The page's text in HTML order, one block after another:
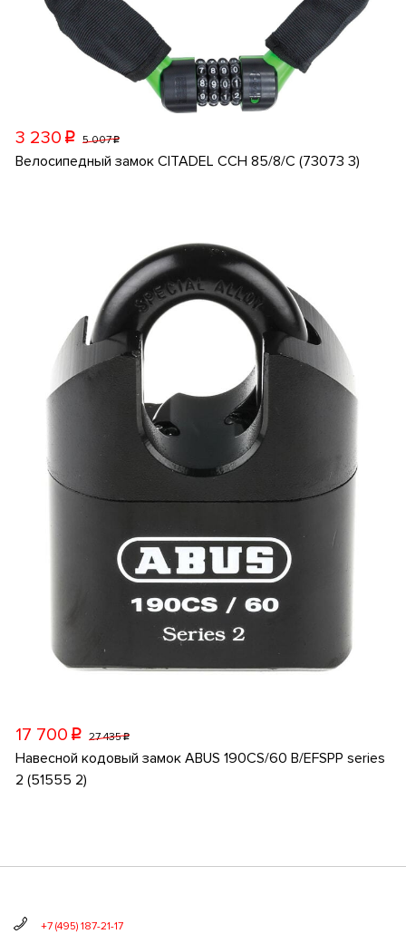
3 230 p 5 007p
Велосипедный замок CITADEL CCH 85/8/C (73073 3)
17 700 p 27 435p
Навесной кодовый замок ABUS 190CS/60 B/EFSPP series
2 (51555 2)
+7 (495) 187-21-17